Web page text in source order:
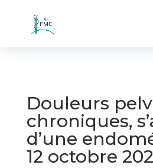
Douleurs
chroniques,
d’une
12 octobre